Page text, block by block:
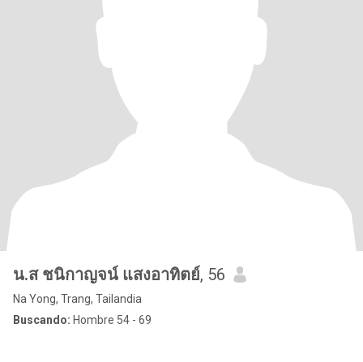
น.ส ชนิกาญจน์ แสงอาทิตย์, 56
Na Yong, Trang, Tailandia
Buscando: Hombre 54 - 69